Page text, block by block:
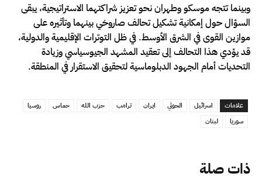
ذات صلة
وبينما تتجه موسكو وطهران نحو تعزيز شراكتهما الاستراتيجية، يبقى
السؤال حول إمكانية تشكيل تحالف صاروخي بينهما وتأثيره على
موازين القوى في الشرق الأوسط. في ظل التوترات الإقليمية والدولية،
قد يؤدي هذا التحالف إلى تعقيد المشهد الجيوسياسي وزيادة
التحديات أمام الجهود الدبلوماسية لتحقيق الاستقرار في المنطقة.
علامات اسرائيل الحوثي ايران ترامب حزب الله حماس
روسيا
سوريا
لبنان